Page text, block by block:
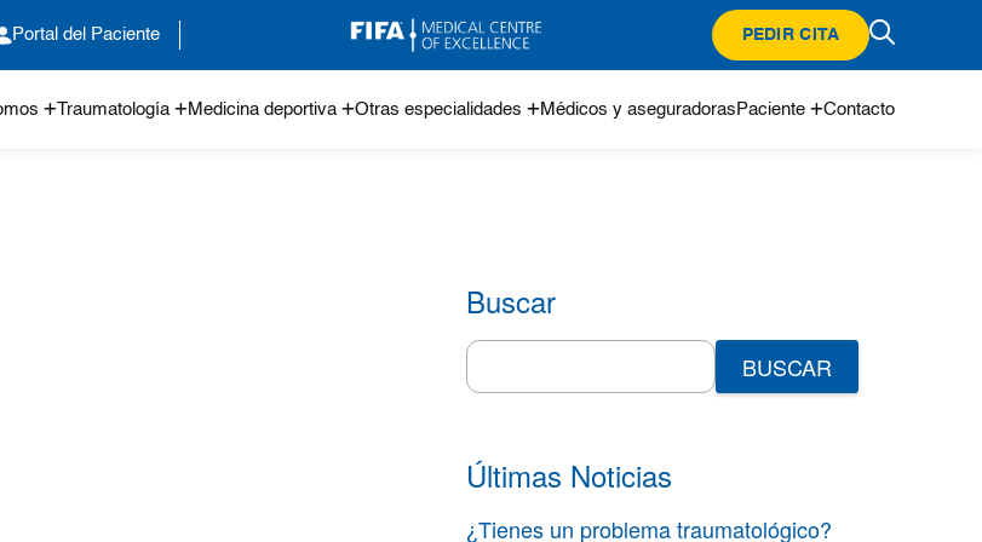
Portal del Paciente PEDIR CITA
Traumatología Medicina deportiva Otras especialidades Médicos y aseguradoras Paciente Contacto
Buscar
Search
for:
Últimas Noticias
¿Tienes un problema traumatológico?